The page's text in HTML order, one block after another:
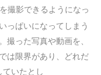
撮影できるようになっ
っぱいになってしまう
撮った写真や動画を、
は限界があり、どれだ
いたとし